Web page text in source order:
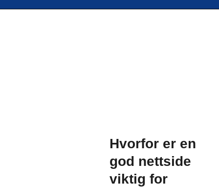
Hvorfor er en
god nettside
viktig for